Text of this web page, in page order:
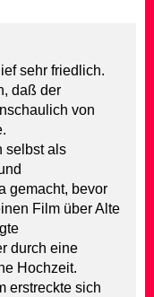
sehr friedlich.
daß der
von
selbst als
gemacht, bevor
Film über Alte
durch eine
Hochzeit.
erstreckte sich